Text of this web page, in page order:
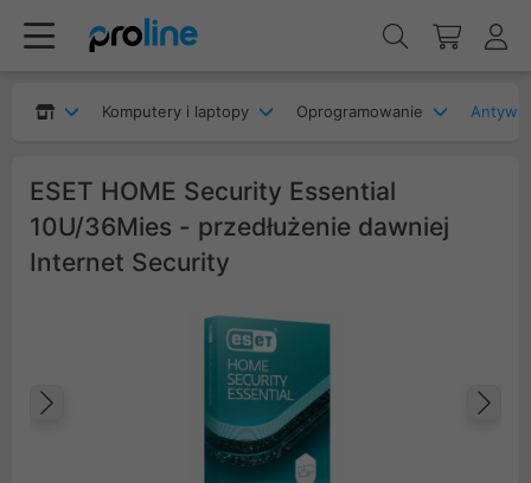
Komputery i laptopy Oprogramowanie
ESET HOME Security Essential
10U/36Mies - przedłużenie dawniej
Internet Security
Poprzedni